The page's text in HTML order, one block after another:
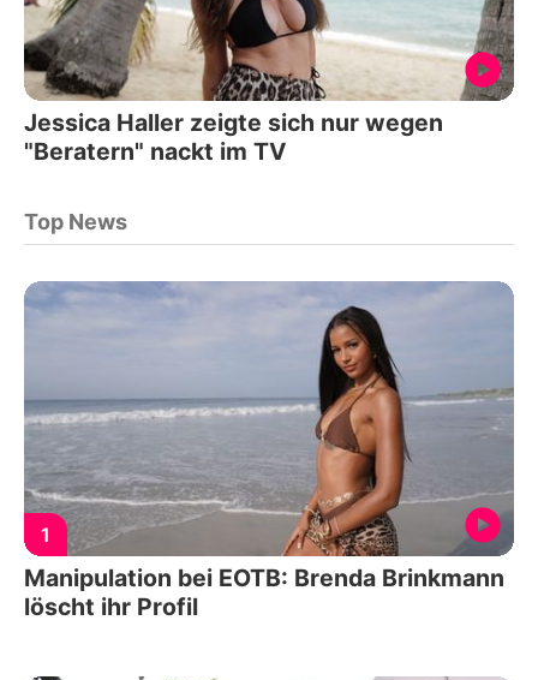
Jessica Haller zeigte sich nur wegen
"Beratern" nackt im TV
Top News
1
Manipulation bei EOTB: Brenda Brinkmann
löscht ihr Profil